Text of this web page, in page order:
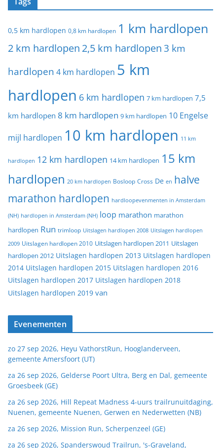
0,5 km hardlopen 0,8 km hardlopen 1 km hardlopen
2 km hardlopen 2,5 km hardlopen 3 km
hardlopen 4 km hardlopen 5 km
hardlopen 6 km hardlopen 7 km hardlopen 7,5
km hardlopen 8 km hardlopen 9 km hardlopen 10 Engelse
mijl hardlopen 10 km hardlopen 11 km
hardlopen 12 km hardlopen 14 km hardlopen 15 km
hardlopen 20 km hardlopen Bosloop Cross De en halve
marathon hardlopen hardloopevenmenten in Amsterdam
(NH) hardlopen in Amsterdam (NH) loop marathon marathon
hardlopen Run trimloop Uitslagen hardlopen 2008 Uitslagen hardlopen
2009 Uitslagen hardlopen 2010 Uitslagen hardlopen 2011 Uitslagen
hardlopen 2012 Uitslagen hardlopen 2013 Uitslagen hardlopen
2014 Uitslagen hardlopen 2015 Uitslagen hardlopen 2016
Uitslagen hardlopen 2017 Uitslagen hardlopen 2018
Uitslagen hardlopen 2019 van
Evenementen
zo 27 sep 2026, Heyu VathorstRun, Hooglanderveen,
gemeente Amersfoort (UT)
za 26 sep 2026, Gelderse Poort Ultra, Berg en Dal, gemeente
Groesbeek (GE)
za 26 sep 2026, Hill Repeat Madness 4-uurs trailrunuitdaging,
Nuenen, gemeente Nuenen, Gerwen en Nederwetten (NB)
za 26 sep 2026, Mission Run, Scherpenzeel (GE)
za 26 sep 2026, Spanderswoud Trailrun, 's-Graveland,